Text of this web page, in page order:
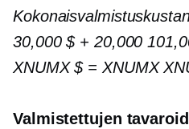
30,000 $ + 20,000
XNUMX $ = XNUMX
Valmistettujen